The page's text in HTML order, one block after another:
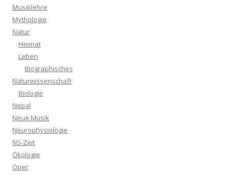
Musiklehre
Mythologie
Natur
Heimat
Leben
Biographisches
Naturwissenschaft
Biologie
Nepal
Neue Musik
Neurophysiologie
NS-Zeit
Ökologie
Oper